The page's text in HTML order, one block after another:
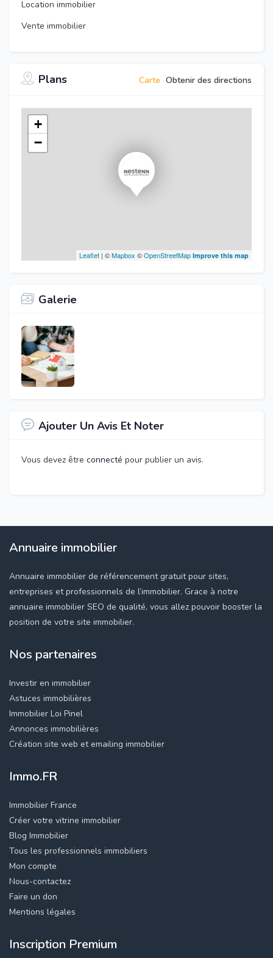
Location immobilier
Vente immobilier
Plans Carte Obtenir des directions
+
−
Leaflet | ©Mapbox ©OpenStreetMap Improve this map
Galerie
Ajouter Un Avis Et Noter
Vous devez être connecté pour publier un avis.
Annuaire immobilier
Annuaire immobilier de référencement gratuit pour sites,
entreprises et professionnels de l’immobilier. Grace à notre
annuaire immobilier SEO de qualité, vous allez pouvoir booster la
position de votre site immobilier.
Nos partenaires
Investir en immobilier
Astuces immobilières
Immobilier Loi Pinel
Annonces immobilières
Création site web et emailing immobilier
Immo.FR
Immobilier France
Créer votre vitrine immobilier
Blog Immobilier
Tous les professionnels immobiliers
Mon compte
Nous-contactez
Faire un don
Mentions légales
Inscription Premium